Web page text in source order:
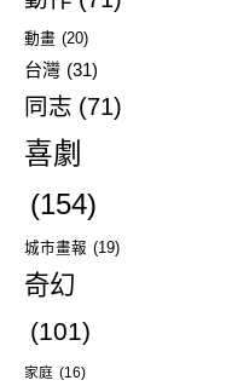
動畫 (20)
台灣 (31)
同志 (71)
喜劇
(154)
城市畫報 (19)
奇幻
(101)
家庭 (16)